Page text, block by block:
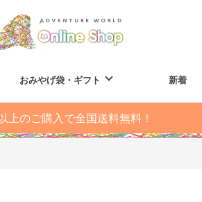
おみやげ袋・ギフト 新着
上のご購入で全国送料無料！